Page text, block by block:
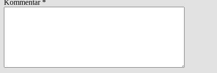
Kommentar *